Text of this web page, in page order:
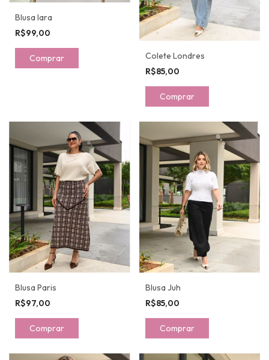
Blusa Iara
R$99,00
Comprar
Colete Londres
R$85,00
Comprar
Blusa Paris
R$97,00
Comprar
Blusa Juh
R$85,00
Comprar